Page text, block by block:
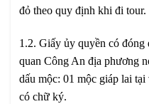
đỏ theo quy định khi đi tour.
1.2. Giấy ủy quyền có đóng
quan Công An địa phương
dấu mộc: 01 mộc giáp lai
có chữ ký.